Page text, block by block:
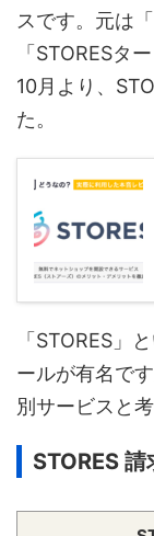
スです。元は
「STORESタ
10月より、
た。
「STORES」
ールが有名で
別サービスと
STORES 請